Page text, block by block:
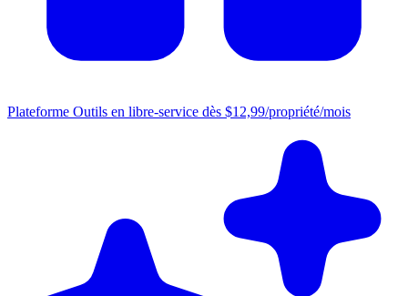
Plateforme Outils en libre-service dès $12,99/propriété/mois